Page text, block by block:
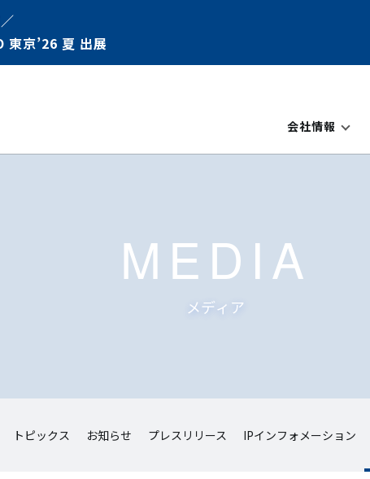
東京’26 夏 出展
会社情報
MEDIA
メディア
トピックス お知らせ プレスリリース IPインフォメーション